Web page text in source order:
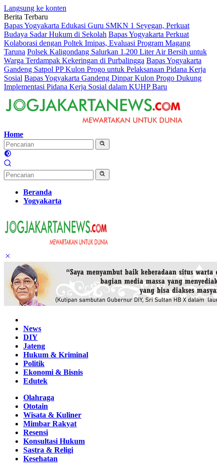
Langsung ke konten
Berita Terbaru
Bapas Yogyakarta Edukasi Guru SMKN 1 Seyegan, Perkuat
Budaya Sadar Hukum di Sekolah Bapas Yogyakarta Perkuat
Kolaborasi dengan Poltek Imipas, Evaluasi Program Magang
Taruna Polsek Kaligondang Salurkan 1.200 Liter Air Bersih untuk
Warga Terdampak Kekeringan di Purbalingga Bapas Yogyakarta
Gandeng Satpol PP Kulon Progo untuk Pelaksanaan Pidana Kerja
Sosial Bapas Yogyakarta Gandeng Dinpar Kulon Progo Dukung
Implementasi Pidana Kerja Sosial dalam KUHP Baru
Home
Beranda
Yogyakarta
News
DIY
Jateng
Hukum & Kriminal
Politik
Ekonomi & Bisnis
Edutek
Olahraga
Ototain
Wisata & Kuliner
Mimbar Rakyat
Resensi
Konsultasi Hukum
Sastra & Religi
Kesehatan